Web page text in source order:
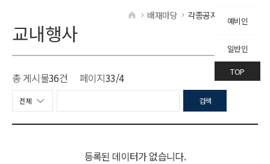
교내행사 HOME
배재마당 각종공지 교내행사
총 게시물36건 페이지33/4
검색
등록된 데이터가 없습니다.
예비인
일반인
TOP